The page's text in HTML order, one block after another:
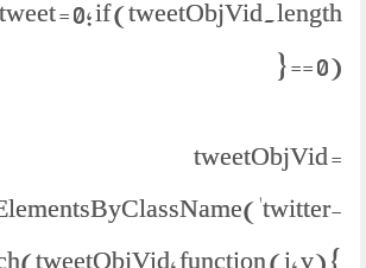
= 0; if (tweetObjVid.length
== 0) {
tweetObjVid =
function (i, v) {